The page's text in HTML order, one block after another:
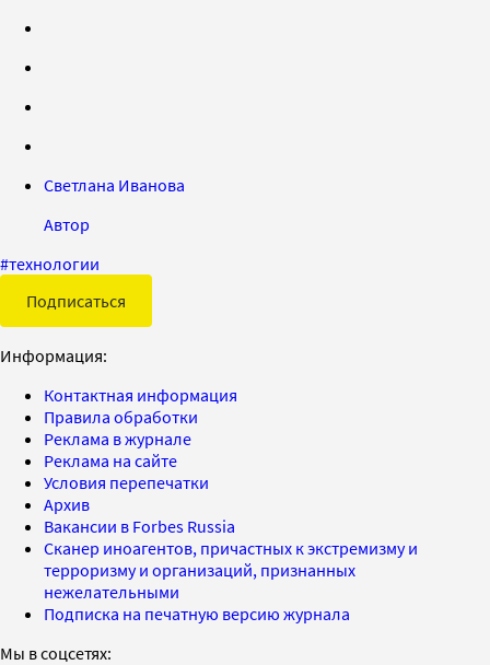
Светлана Иванова
Автор
#технологии
Подписаться
Информация:
Контактная информация
Правила обработки
Реклама в журнале
Реклама на сайте
Условия перепечатки
Архив
Вакансии в Forbes Russia
Сканер иноагентов, причастных к экстремизму и
терроризму и организаций, признанных
нежелательными
Подписка на печатную версию журнала
Мы в соцсетях: